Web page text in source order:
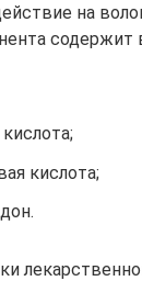
на
кислота;